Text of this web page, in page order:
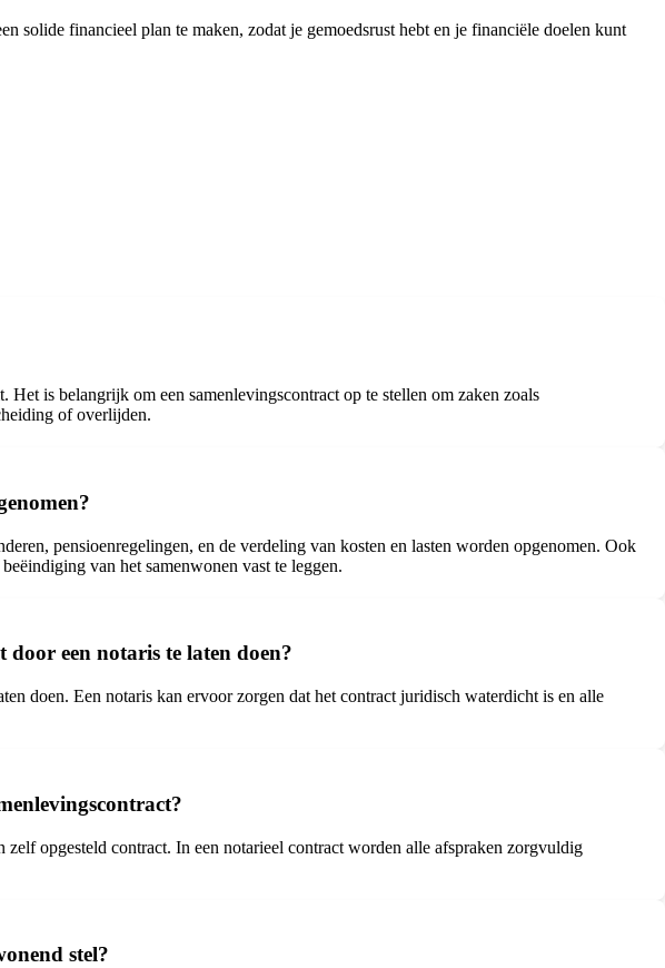
solide financieel plan te maken, zodat je gemoedsrust hebt en je financiële doelen kunt
Het is belangrijk om een samenlevingscontract op te stellen om zaken zoals
of overlijden.
pensioenregelingen, en de verdeling van kosten en lasten worden opgenomen. Ook
van het samenwonen vast te leggen.
door een notaris te laten doen?
doen. Een notaris kan ervoor zorgen dat het contract juridisch waterdicht is en alle
opgesteld contract. In een notarieel contract worden alle afspraken zorgvuldig
stel?